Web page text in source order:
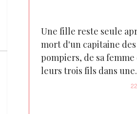
Une fille reste seule
mort d'un capitaine des
pompiers, de sa femme
leurs trois fils dans une
tragédie familiale